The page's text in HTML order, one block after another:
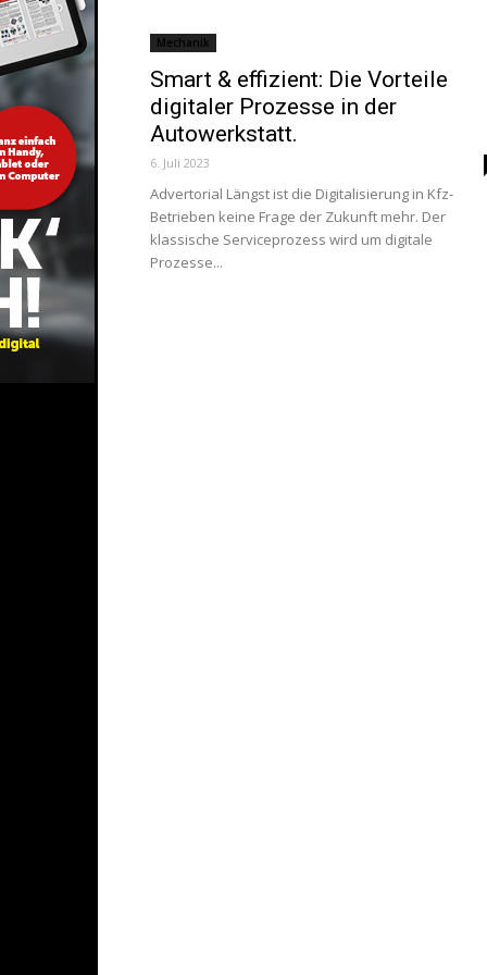
Mechanik
Smart & effizient: Die Vorteile
digitaler Prozesse in der
Autowerkstatt.
6. Juli 2023
Advertorial Längst ist die Digitalisierung in Kfz-
Betrieben keine Frage der Zukunft mehr. Der
klassische Serviceprozess wird um digitale
Prozesse...